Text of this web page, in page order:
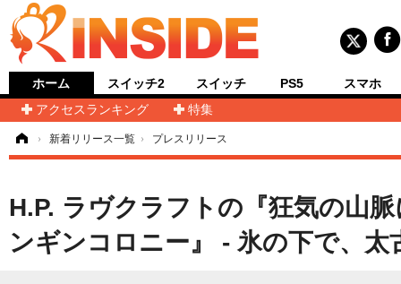
ホーム
アクセスランキング
特集
スイッチ2 スイッチ PS5 スマホ
› 新着リリース一覧 › プレスリリース
H.P. ラヴクラフトの『狂気の山
ンギンコロニー』 - 氷の下で、太